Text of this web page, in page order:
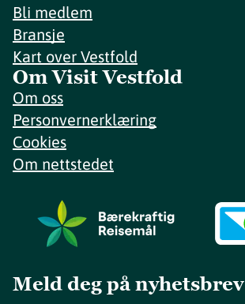
Bli medlem
Bransje
Kart over Vestfold
Om Visit Vestfold
Om oss
Personvernerklæring
Cookies
Om nettstedet
Meld deg på nyhetsbrev